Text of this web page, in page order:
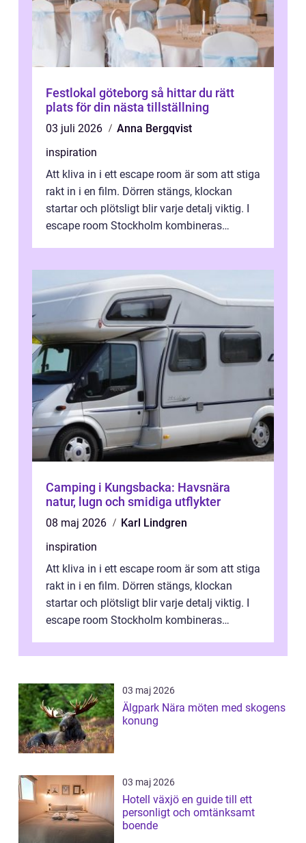
Festlokal göteborg så hittar du rätt
plats för din nästa tillställning
03 juli 2026
Anna Bergqvist
inspiration
Att kliva in i ett escape room är som att stiga
rakt in i en film. Dörren stängs, klockan
startar och plötsligt blir varje detalj viktig. I
escape room Stockholm kombineras
Camping i Kungsbacka: Havsnära
natur, lugn och smidiga utflykter
08 maj 2026
Karl Lindgren
inspiration
Att kliva in i ett escape room är som att stiga
rakt in i en film. Dörren stängs, klockan
startar och plötsligt blir varje detalj viktig. I
escape room Stockholm kombineras
03 maj 2026
Älgpark Nära möten med skogens
konung
03 maj 2026
Hotell växjö en guide till ett
personligt och omtänksamt
boende